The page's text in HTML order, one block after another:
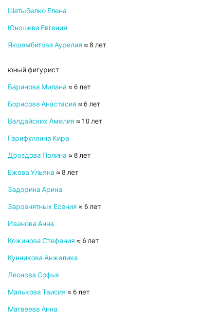
Шатыбелко Елена
Юношева Евгения
Якшембитова Аурелия ≈ 8 лет
юный фигурист
Баринова Милана ≈ 6 лет
Борисова Анастасия ≈ 6 лет
Валдайских Амелия ≈ 10 лет
Гарифуллина Кира
Дроздова Полина ≈ 8 лет
Ежова Ульяна ≈ 8 лет
Задорина Арина
Заровнятных Есения ≈ 6 лет
Иванова Анна
Кожинова Стефания ≈ 6 лет
Кунникова Анжелика
Леонова Софья
Малькова Таисия ≈ 6 лет
Матвеева Анна